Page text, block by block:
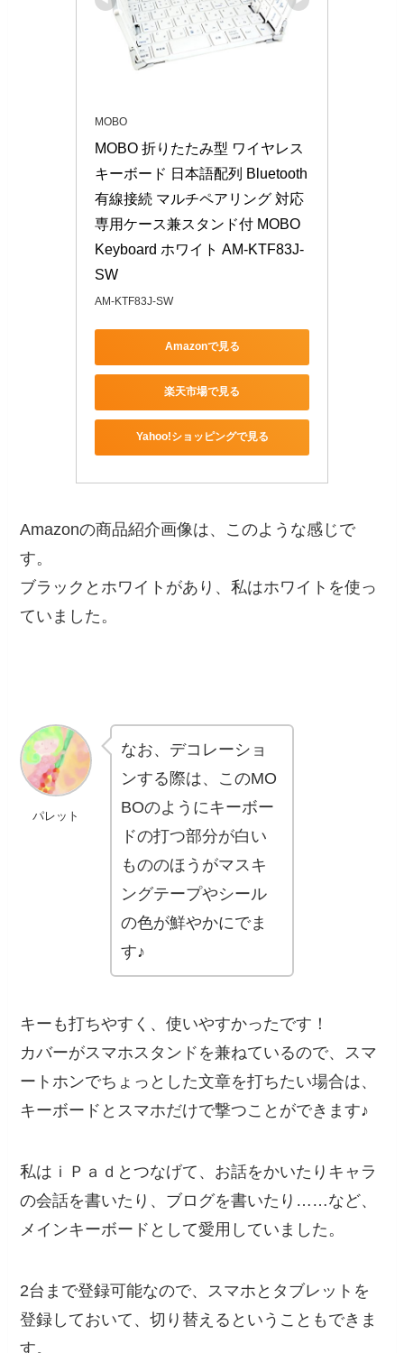
MOBO
MOBO 折りたたみ型 ワイヤレス
キーボード 日本語配列 Bluetooth
有線接続 マルチペアリング 対応
専用ケース兼スタンド付 MOBO
Keyboard ホワイト AM-KTF83J-
SW
AM-KTF83J-SW
Amazonで見る
楽天市場で見る
Yahoo!ショッピングで見る
Amazonの商品紹介画像は、このような感じで
す。
ブラックとホワイトがあり、私はホワイトを使っ
ていました。
パレット
なお、デコレーショ
ンする際は、このMO
BOのようにキーボー
ドの打つ部分が白い
もののほうがマスキ
ングテープやシール
の色が鮮やかにでま
す♪
キーも打ちやすく、使いやすかったです！
カバーがスマホスタンドを兼ねているので、スマ
ートホンでちょっとした文章を打ちたい場合は、
キーボードとスマホだけで撃つことができます♪
私はｉＰａｄとつなげて、お話をかいたりキャラ
の会話を書いたり、ブログを書いたり……など、
メインキーボードとして愛用していました。
2台まで登録可能なので、スマホとタブレットを
登録しておいて、切り替えるということもできま
す。